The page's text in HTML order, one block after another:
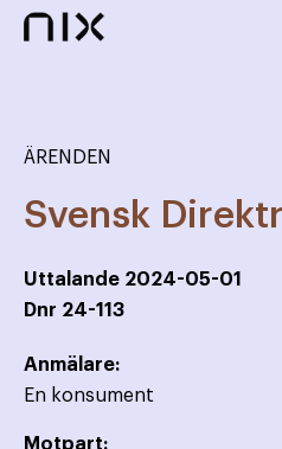
ÄRENDEN
Svensk
Uttalande 2024-05-01
Dnr 24-113
Anmälare:
En konsument
Motpart: